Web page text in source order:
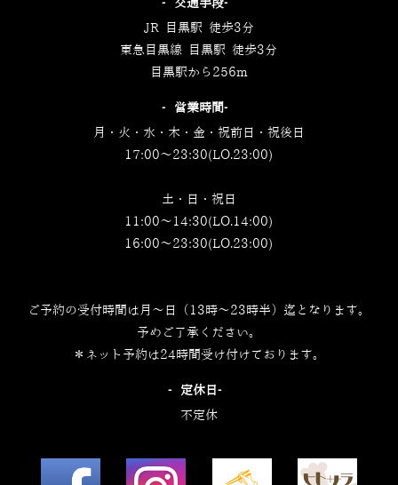
‐交通手段‐
JR 目黒駅 徒歩3分
東急目黒線 目黒駅 徒歩3分
目黒駅から256m
‐営業時間‐
月・火・水・木・金・祝前日・祝後日
17:00～23:30(LO.23:00)
土・日・祝日
11:00～14:30(LO.14:00)
16:00～23:30(LO.23:00)
ご予約の受付時間は月～日（13時～23時半）迄となります。
予めご了承ください。
＊ネット予約は24時間受け付けております。
‐定休日‐
不定休